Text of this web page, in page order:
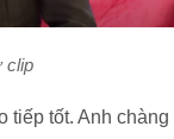
clip
tiếp tốt. Anh chàng